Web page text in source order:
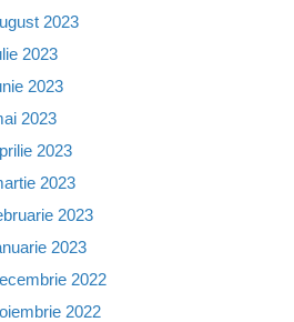
2023
2023
2023
2023
2023
2023
2023
2023
2022
2022